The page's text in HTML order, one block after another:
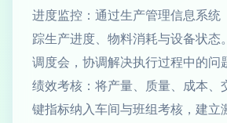
进度监控：通过生产管理信息系统
踪生产进度、物料消耗与设备状态
调度会，协调解决执行过程中的问
绩效考核：将产量、质量、成本、
键指标纳入车间与班组考核，建立